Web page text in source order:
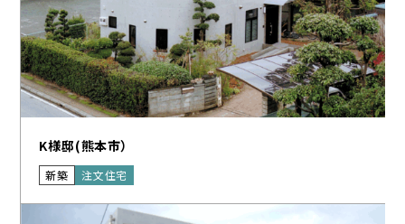
K様邸(熊本市）
新築 注文住宅